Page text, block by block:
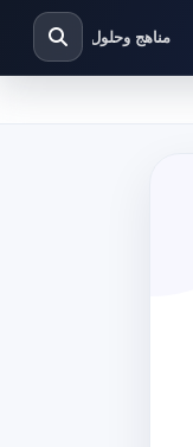
مناهج وحلول دراسية